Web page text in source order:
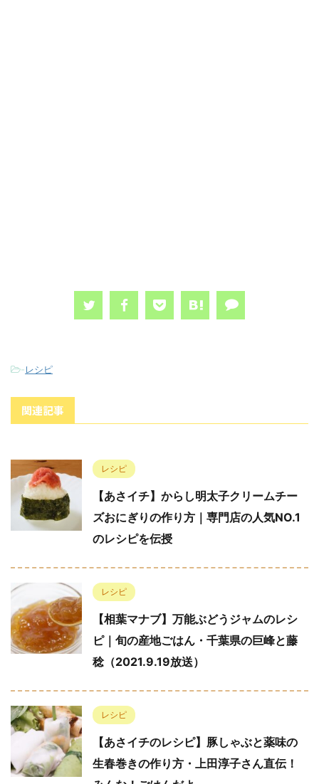
-レシピ
関連記事
レシピ
【あさイチ】からし明太子クリームチー
ズおにぎりの作り方｜専門店の人気NO.1
のレシピを伝授
レシピ
【相葉マナブ】万能ぶどうジャムのレシ
ピ｜旬の産地ごはん・千葉県の巨峰と藤
稔（2021.9.19放送）
レシピ
【あさイチのレシピ】豚しゃぶと薬味の
生春巻きの作り方・上田淳子さん直伝！